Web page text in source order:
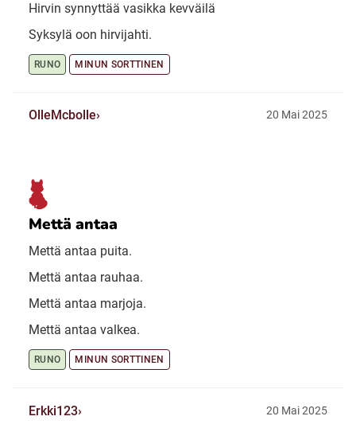
Hirvin synnyttää vasikka kevväilä
Syksylä oon hirvijahti.
RUNO MINUN SORTTINEN
OlleMcbolle 20 Mai 2025
Mettä antaa
Mettä antaa puita.
Mettä antaa rauhaa.
Mettä antaa marjoja.
Mettä antaa valkea.
RUNO MINUN SORTTINEN
Erkki123 20 Mai 2025